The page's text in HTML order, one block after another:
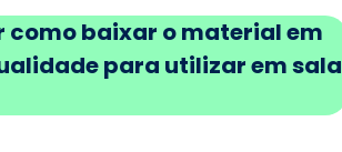
baixar o material em
para utilizar em sala